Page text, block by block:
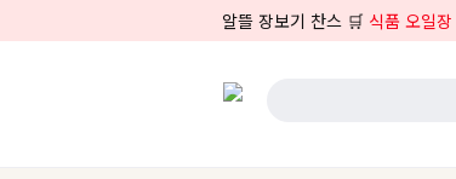
알뜰 장보기 찬스 🛒 식품 오일장